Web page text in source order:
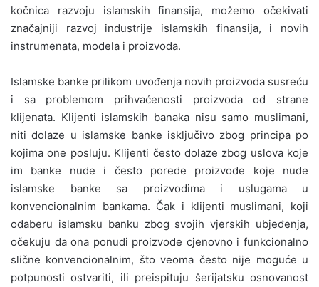
kočnica razvoju islamskih finansija, možemo očekivati
značajniji razvoj industrije islamskih finansija, i novih
instrumenata, modela i proizvoda.
Islamske banke prilikom uvođenja novih proizvoda susreću
i sa problemom prihvaćenosti proizvoda od strane
klijenata. Klijenti islamskih banaka nisu samo muslimani,
niti dolaze u islamske banke isključivo zbog principa po
kojima one posluju. Klijenti često dolaze zbog uslova koje
im banke nude i često porede proizvode koje nude
islamske banke sa proizvodima i uslugama u
konvencionalnim bankama. Čak i klijenti muslimani, koji
odaberu islamsku banku zbog svojih vjerskih ubjeđenja,
očekuju da ona ponudi proizvode cjenovno i funkcionalno
slične konvencionalnim, što veoma često nije moguće u
potpunosti ostvariti, ili preispituju šerijatsku osnovanost